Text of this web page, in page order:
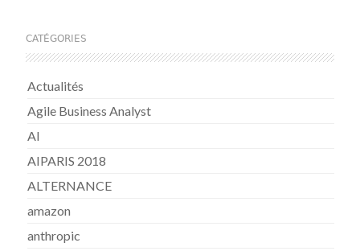
CATÉGORIES
Actualités
Agile Business Analyst
AI
AIPARIS 2018
ALTERNANCE
amazon
anthropic